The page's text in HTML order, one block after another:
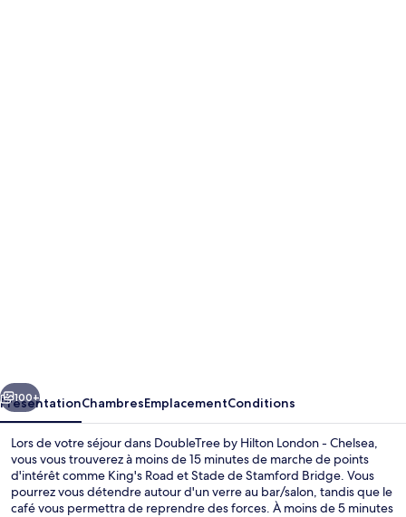
-
Chelsea
Suivant
100+
PrésentationChambresEmplacementConditions
Lors de votre séjour dans DoubleTree by Hilton London - Chelsea,
vous vous trouverez à moins de 15 minutes de marche de points
d'intérêt comme King's Road et Stade de Stamford Bridge. Vous
pourrez vous détendre autour d'un verre au bar/salon, tandis que le
café vous permettra de reprendre des forces. À moins de 5 minutes